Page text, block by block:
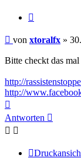
Beitrag
von xtoralfx »
Bitte checkt das
http://
http://
oben
Antworten